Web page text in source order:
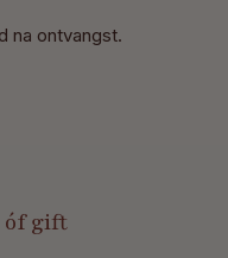
na ontvangst.
óf gift